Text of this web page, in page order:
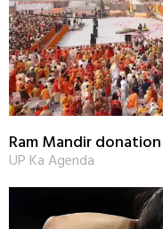
Ram Mandir
UP Ka Agenda